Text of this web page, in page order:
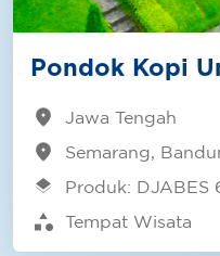
Pondok Kopi
location_on Jawa Tengah
location_on Semarang,
layers Produk: DJABES
category Tempat Wisata